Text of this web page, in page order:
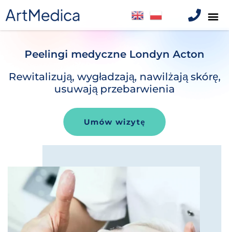
Peelingi medyczne Londyn Acton
Rewitalizują, wygładzają, nawilżają skórę,
usuwają przebarwienia
Umów wizytę